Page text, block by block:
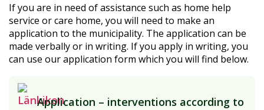
If you are in need of assistance such as home help
service or care home, you will need to make an
application to the municipality. The application can be
made verbally or in writing. If you apply in writing, you
can use our application form which you will find below.
Application – interventions according to